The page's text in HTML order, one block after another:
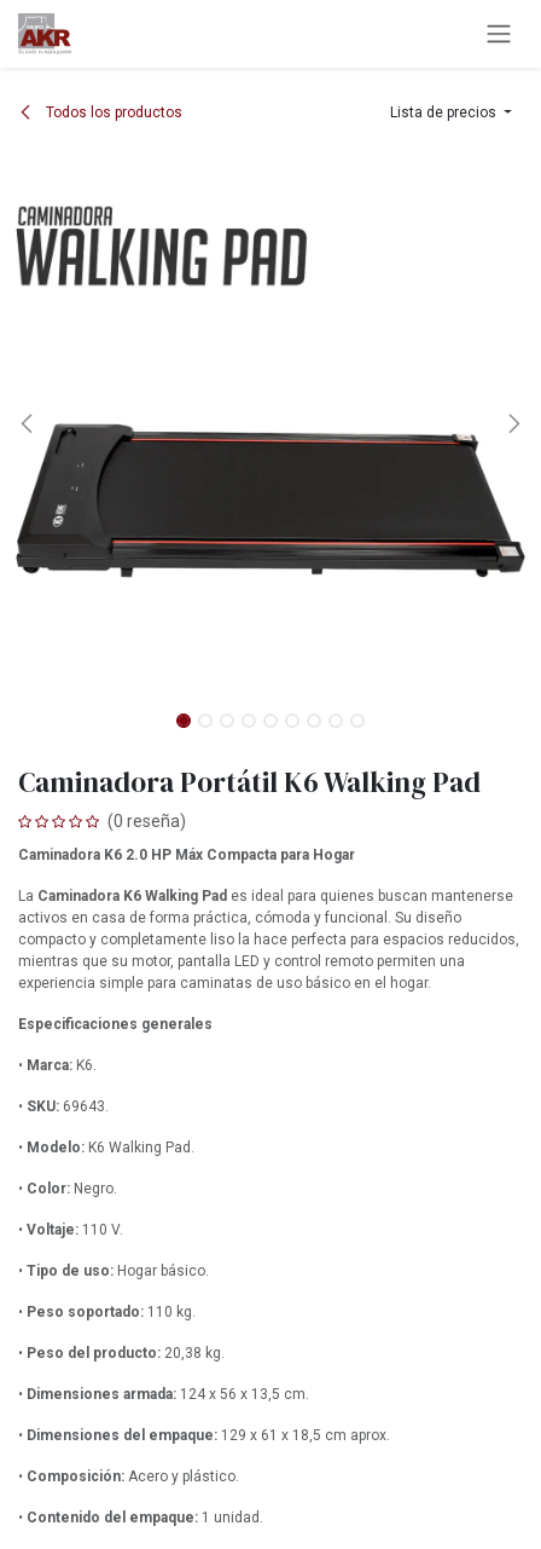
Ir al contenido
Todos los productos Lista de precios
Caminadora Portátil K6 Walking Pad
(0 reseña)
Caminadora K6 2.0 HP Máx Compacta para Hogar
La Caminadora K6 Walking Pad es ideal para quienes buscan mantenerse
activos en casa de forma práctica, cómoda y funcional. Su diseño
compacto y completamente liso la hace perfecta para espacios reducidos,
mientras que su motor, pantalla LED y control remoto permiten una
experiencia simple para caminatas de uso básico en el hogar.
Especificaciones generales
• Marca: K6.
• SKU: 69643.
• Modelo: K6 Walking Pad.
• Color: Negro.
• Voltaje: 110 V.
• Tipo de uso: Hogar básico.
• Peso soportado: 110 kg.
• Peso del producto: 20,38 kg.
• Dimensiones armada: 124 x 56 x 13,5 cm.
• Dimensiones del empaque: 129 x 61 x 18,5 cm aprox.
• Composición: Acero y plástico.
• Contenido del empaque: 1 unidad.